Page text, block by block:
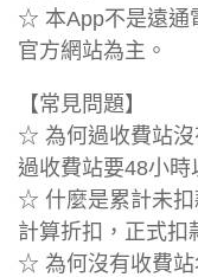
☆ 本App不是遠通
官方網站為主。
【常見問題】
☆ 為何過收費站沒
過收費站要48小時
☆ 什麼是累計未扣
計算折扣，正式扣
☆ 為何沒有收費站